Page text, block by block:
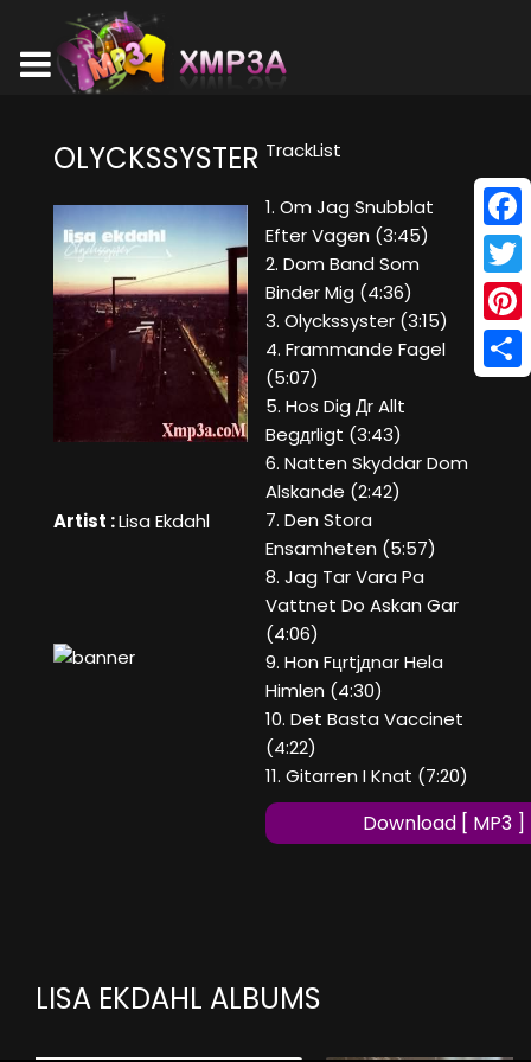
OLYCKSSYSTER
Artist :Lisa Ekdahl
TrackList
1. Om Jag Snubblat
Efter Vagen (3:45)
2. Dom Band Som
Binder Mig (4:36)
3. Olyckssyster (3:15)
4. Frammande Fagel
(5:07)
5. Hos Dig Дr Allt
Begдrligt (3:43)
6. Natten Skyddar Dom
Alskande (2:42)
7. Den Stora
Ensamheten (5:57)
8. Jag Tar Vara Pa
Vattnet Do Askan Gar
(4:06)
9. Hon Fцrtjдnar Hela
Himlen (4:30)
10. Det Basta Vaccinet
(4:22)
11. Gitarren I Knat (7:20)
Download [ MP3 ]
LISA EKDAHL ALBUMS